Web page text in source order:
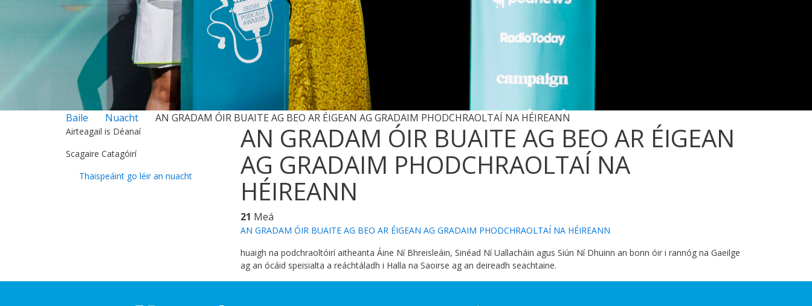
Baile Nuacht AN GRADAM ÓIR BUAITE AG BEO AR ÉIGEAN AG GRADAIM PHODCHRAOLTAÍ NA HÉIREANN
AN GRADAM ÓIR BUAITE AG BEO AR ÉIGEAN
AG GRADAIM PHODCHRAOLTAÍ NA
HÉIREANN
21 Meá
AN GRADAM ÓIR BUAITE AG BEO AR ÉIGEAN AG GRADAIM PHODCHRAOLTAÍ NA HÉIREANN
huaigh na podchraoltóirí aitheanta Áine Ní Bhreisleáin, Sinéad Ní Uallacháin agus Siún Ní Dhuinn an bonn óir i rannóg na Gaeilge
ag an ócáid speisialta a reáchtáladh i Halla na Saoirse ag an deireadh seachtaine.
Airteagail is Déanaí
Scagaire Catagóirí
Thaispeáint go léir an nuacht